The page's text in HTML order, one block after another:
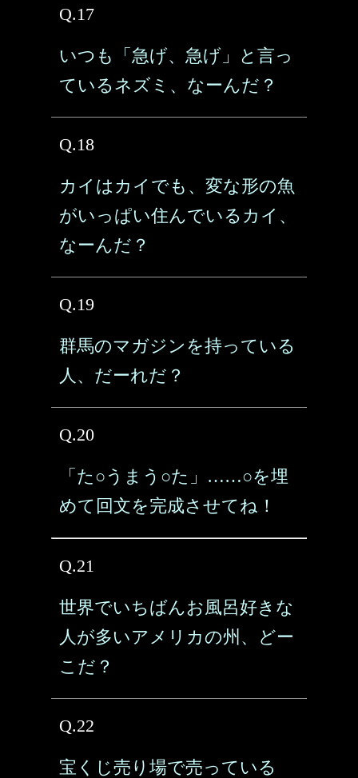
Q.17
いつも「急げ、急げ」と言っ
ているネズミ、なーんだ？
Q.18
カイはカイでも、変な形の魚
がいっぱい住んでいるカイ、
なーんだ？
Q.19
群馬のマガジンを持っている
人、だーれだ？
Q.20
「た○うまう○た」……○を埋
めて回文を完成させてね！
Q.21
世界でいちばんお風呂好きな
人が多いアメリカの州、どー
こだ？
Q.22
宝くじ売り場で売っている